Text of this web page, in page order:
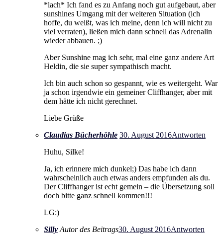
*lach* Ich fand es zu Anfang noch gut aufgebaut, aber
sunshines Umgang mit der weiteren Situation (ich
hoffe, du weißt, was ich meine, denn ich will nicht zu
viel verraten), ließen mich dann schnell das Adrenalin
wieder abbauen. ;)
Aber Sunshine mag ich sehr, mal eine ganz andere Art
Heldin, die sie super sympathisch macht.
Ich bin auch schon so gespannt, wie es weitergeht. War
ja schon irgendwie ein gemeiner Cliffhanger, aber mit
dem hätte ich nicht gerechnet.
Liebe Grüße
Claudias Bücherhöhle 30. August 2016Antworten
Huhu, Silke!
Ja, ich erinnere mich dunkel;) Das habe ich dann
wahrscheinlich auch etwas anders empfunden als du.
Der Cliffhanger ist echt gemein – die Übersetzung soll
doch bitte ganz schnell kommen!!!
LG:)
Silly Autor des Beitrags30. August 2016Antworten